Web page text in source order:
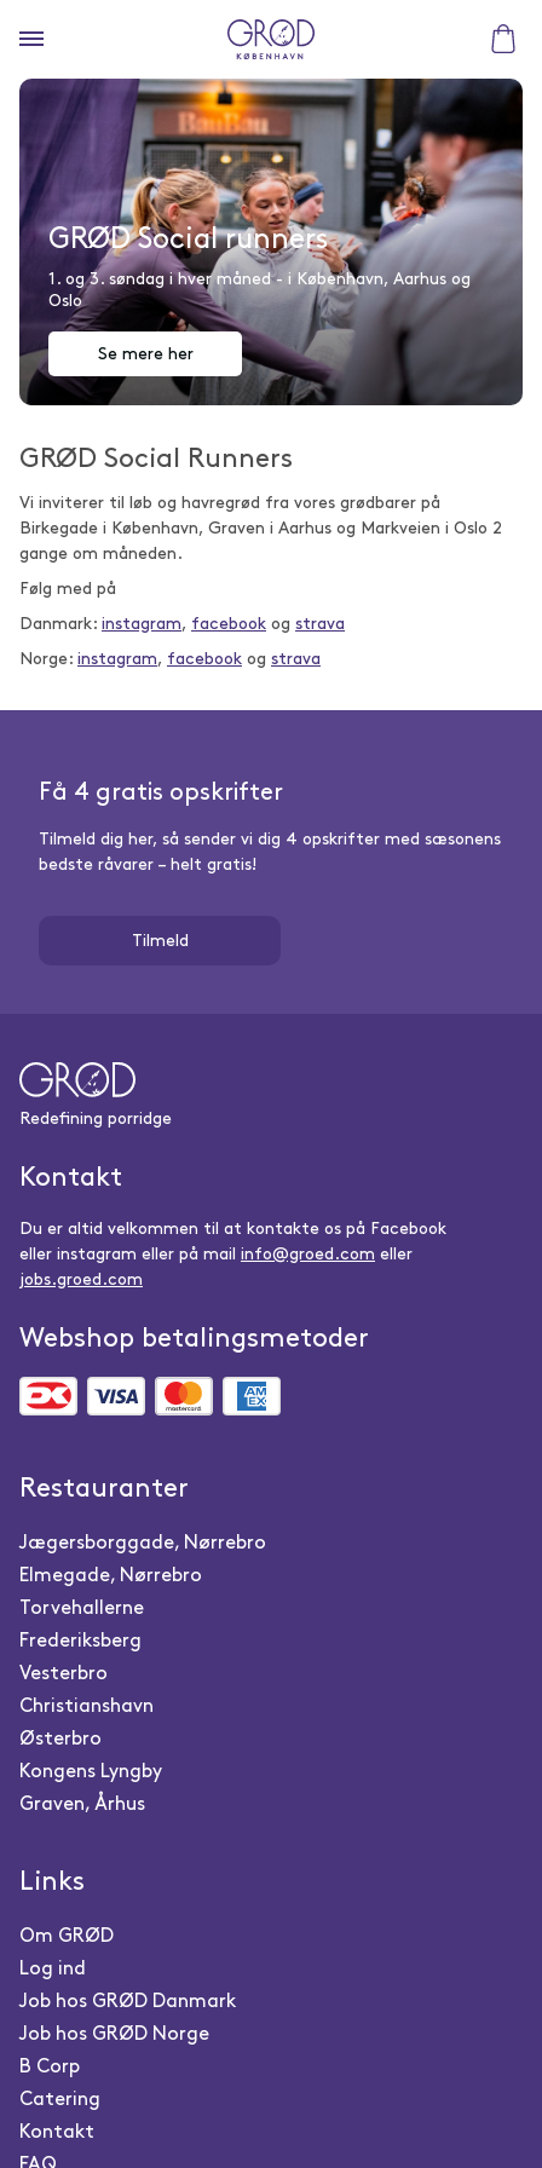
GRØD Social runners
1. og 3. søndag i hver måned - i København, Aarhus og
Oslo
Se mere her
GRØD Social Runners
Vi inviterer til løb og havregrød fra vores grødbarer på
Birkegade i København, Graven i Aarhus og Markveien i Oslo 2
gange om måneden.
Følg med på
Danmark: instagram, facebook og strava
Norge: instagram, facebook og strava
Få 4 gratis opskrifter
Tilmeld dig her, så sender vi dig 4 opskrifter med sæsonens
bedste råvarer – helt gratis!
Tilmeld
Redefining porridge
Kontakt
Du er altid velkommen til at kontakte os på Facebook
eller instagram eller på mail info@groed.com eller
jobs.groed.com
Webshop betalingsmetoder
Restauranter
Jægersborggade, Nørrebro
Elmegade, Nørrebro
Torvehallerne
Frederiksberg
Vesterbro
Christianshavn
Østerbro
Kongens Lyngby
Graven, Århus
Links
Om GRØD
Log ind
Job hos GRØD Danmark
Job hos GRØD Norge
B Corp
Catering
Kontakt